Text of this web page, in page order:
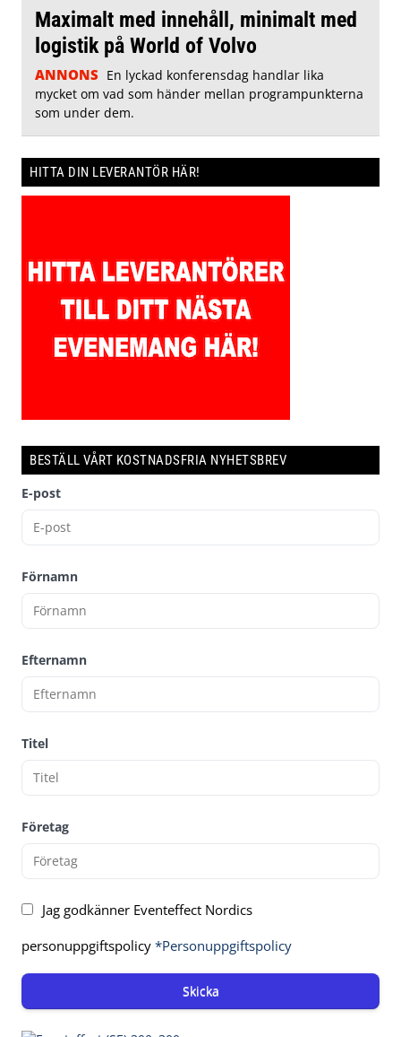
Maximalt med innehåll, minimalt med
logistik på World of Volvo
ANNONS En lyckad konferensdag handlar lika
mycket om vad som händer mellan programpunkterna
som under dem.
HITTA DIN LEVERANTÖR HÄR!
BESTÄLL VÅRT KOSTNADSFRIA NYHETSBREV
E-post
Förnamn
Efternamn
Titel
Företag
Jag godkänner Eventeffect Nordics
personuppgiftspolicy *Personuppgiftspolicy
Skicka